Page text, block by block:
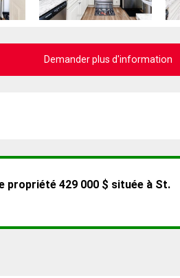
Demander plus d'information